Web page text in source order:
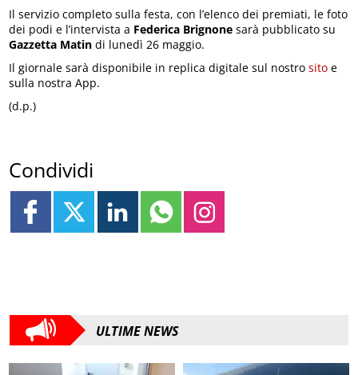
Il servizio completo sulla festa, con l’elenco dei premiati, le foto
dei podi e l’intervista a Federica Brignone sarà pubblicato su
Gazzetta Matin di lunedì 26 maggio.
Il giornale sarà disponibile in replica digitale sul nostrosito e
sulla nostra App.
(d.p.)
Condividi
ULTIME NEWS